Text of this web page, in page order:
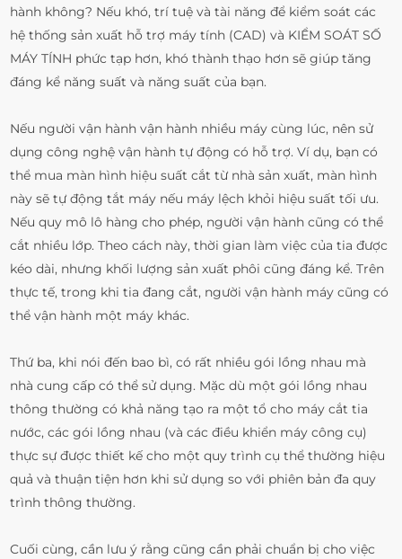
hành không? Nếu khó, trí tuệ và tài năng để kiểm soát các
hệ thống sản xuất hỗ trợ máy tính (CAD) và KIỂM SOÁT SỐ
MÁY TÍNH phức tạp hơn, khó thành thạo hơn sẽ giúp tăng
đáng kể năng suất và năng suất của bạn.
Nếu người vận hành vận hành nhiều máy cùng lúc, nên sử
dụng công nghệ vận hành tự động có hỗ trợ. Ví dụ, bạn có
thể mua màn hình hiệu suất cắt từ nhà sản xuất, màn hình
này sẽ tự động tắt máy nếu máy lệch khỏi hiệu suất tối ưu.
Nếu quy mô lô hàng cho phép, người vận hành cũng có thể
cắt nhiều lớp. Theo cách này, thời gian làm việc của tia được
kéo dài, nhưng khối lượng sản xuất phôi cũng đáng kể. Trên
thực tế, trong khi tia đang cắt, người vận hành máy cũng có
thể vận hành một máy khác.
Thứ ba, khi nói đến bao bì, có rất nhiều gói lồng nhau mà
nhà cung cấp có thể sử dụng. Mặc dù một gói lồng nhau
thông thường có khả năng tạo ra một tổ cho máy cắt tia
nước, các gói lồng nhau (và các điều khiển máy công cụ)
thực sự được thiết kế cho một quy trình cụ thể thường hiệu
quả và thuận tiện hơn khi sử dụng so với phiên bản đa quy
trình thông thường.
Cuối cùng, cần lưu ý rằng cũng cần phải chuẩn bị cho việc